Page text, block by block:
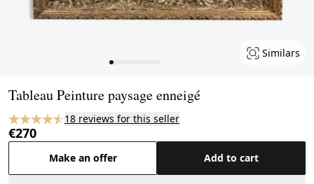
Similars
Tableau Peinture paysage enneigé
18 reviews for this seller
€270
Make an offer Add to cart